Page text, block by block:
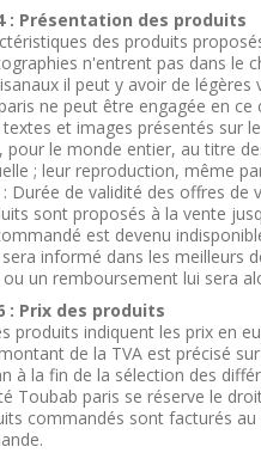
: Présentation des produits
des produits
n'entrent pas dans le
il peut y avoir de
ne peut être engagée en ce
textes et images présentés sur
pour le monde entier, au titre
; leur reproduction, même
: Durée de validité des offres de
sont proposés à la vente
est devenu
informé dans les meilleurs
ou un remboursement lui sera
: Prix des produits
produits indiquent les prix en
de la TVA est précisé
à la fin de la sélection des
Toubab paris se réserve le
commandés sont facturés